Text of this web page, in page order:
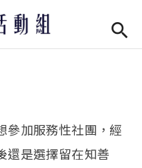
Open
content
參加服務性社團，經
還是選擇留在知善